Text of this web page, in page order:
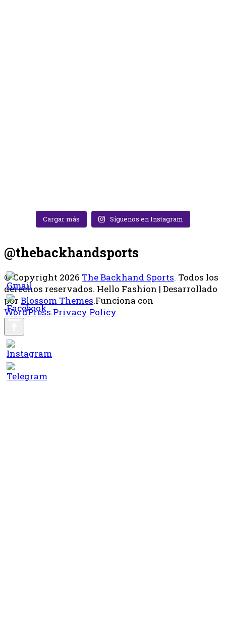
Cargar más Síguenos en Instagram
@thebackhandsports
© Copyright 2026 The Backhand Sports. Todos los
derechos reservados. Hello Fashion | Desarrollado
por Blossom Themes.Funciona con
WordPress.Privacy Policy